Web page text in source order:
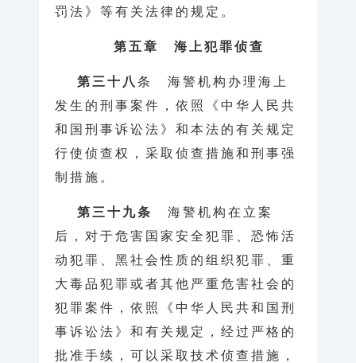
罚法》等有关法律的规定。
第五章 海上犯罪侦查
第三十八 条 海警机构办理海上
发生的刑事案件，依照《中华人民共
和国刑事诉讼法》和本法的有关规定
行使侦查权，采取侦查措施和刑事强
制措施。
第三十九条 海警机构在立案
后，对于危害国家安全犯罪、恐怖活
动犯罪、黑社会性质的组织犯罪、重
大毒品犯罪或者其他严重危害社会的
犯罪案件，依照《中华人民共和国刑
事诉讼法》和有关规定，经过严格的
批准手续，可以采取技术侦查措施，